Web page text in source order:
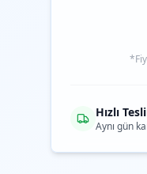
Hızlı
Aynı gün